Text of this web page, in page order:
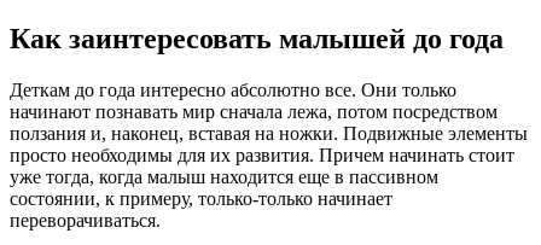
Как заинтересовать малышей до года
Деткам до года интересно абсолютно все. Они только
начинают познавать мир сначала лежа, потом посредством
ползания и, наконец, вставая на ножки. Подвижные элементы
просто необходимы для их развития. Причем начинать стоит
уже тогда, когда малыш находится еще в пассивном
состоянии, к примеру, только-только начинает
переворачиваться.